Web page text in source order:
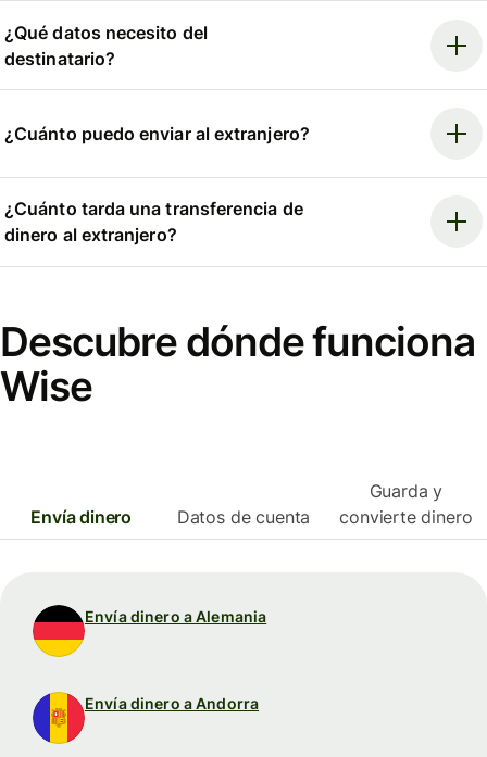
¿Qué datos necesito del
destinatario?
¿Cuánto puedo enviar al extranjero?
¿Cuánto tarda una transferencia de
dinero al extranjero?
Descubre dónde funciona
Wise
Envía dinero Datos de cuenta
Guarda y
convierte dinero
Envía dinero a Alemania
Envía dinero a Andorra